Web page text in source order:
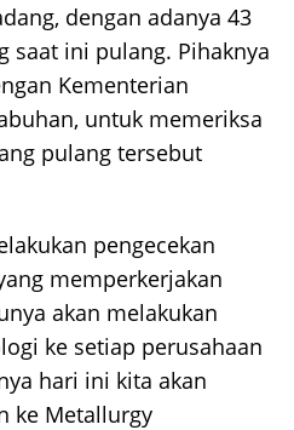
dengan adanya 43
saat ini pulang. Pihaknya
Kementerian
untuk memeriksa
pulang tersebut
pengecekan
memperkerjakan
akan melakukan
ke setiap perusahaan
hari ini kita akan
ke Metallurgy